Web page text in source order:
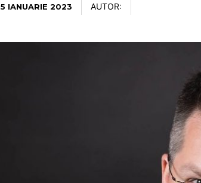
5 IANUARIE 2023 AUTOR: